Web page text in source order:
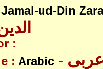
Jamal-ud-Din
:
: Arabic عربی